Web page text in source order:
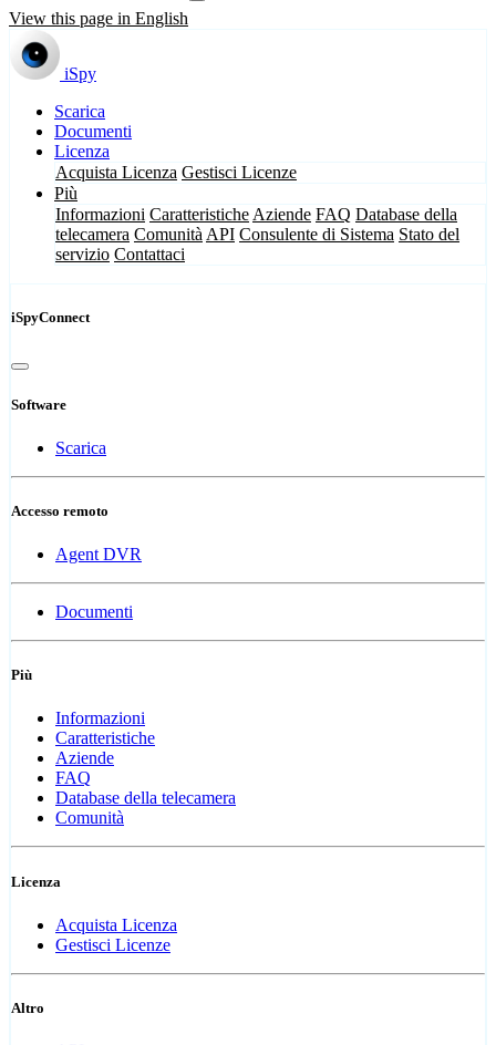
View this page in English
iSpy
Scarica
Documenti
Licenza
Acquista Licenza Gestisci Licenze
Più
Informazioni Caratteristiche Aziende FAQ Database della
telecamera Comunità API Consulente di Sistema Stato del
servizio Contattaci
iSpyConnect
Software
Scarica
Accesso remoto
Agent DVR
Documenti
Più
Informazioni
Caratteristiche
Aziende
FAQ
Database della telecamera
Comunità
Licenza
Acquista Licenza
Gestisci Licenze
Altro